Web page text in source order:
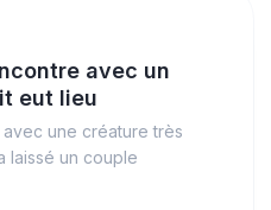
avec un
eut lieu
une créature très
laissé un couple